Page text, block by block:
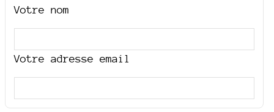
Votre nom
Votre adresse email